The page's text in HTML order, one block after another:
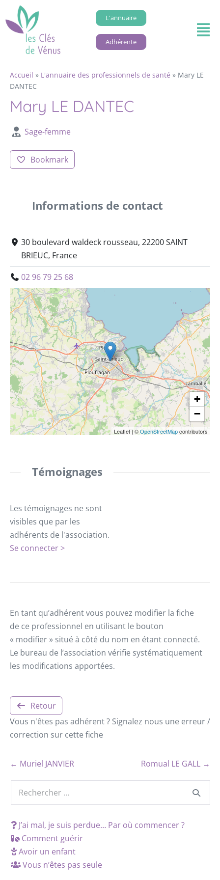
L'annuaire
Adhérente
Accueil » L'annuaire des professionnels de santé » Mary LE
DANTEC
Mary LE DANTEC
Sage-femme
Bookmark
Informations de contact
30 boulevard waldeck rousseau, 22200 SAINT
BRIEUC, France
02 96 79 25 68
+
−
Leaflet | ©OpenStreetMapcontributors
Témoignages
Les témoignages ne sont
visibles que par les
adhérents de l'association.
Se connecter >
En tant qu’adhérent vous pouvez modifier la fiche
de ce professionnel en utilisant le bouton
« modifier » situé à côté du nom en étant connecté.
Le bureau de l’association vérifie systématiquement
les modifications apportées.
Retour
Vous n'êtes pas adhérent ? Signalez nous une erreur /
correction sur cette fiche
← Muriel JANVIER Romual LE GALL →
J’ai mal, je suis perdue… Par où commencer ?
Comment guérir
Avoir un enfant
Vous n’êtes pas seule